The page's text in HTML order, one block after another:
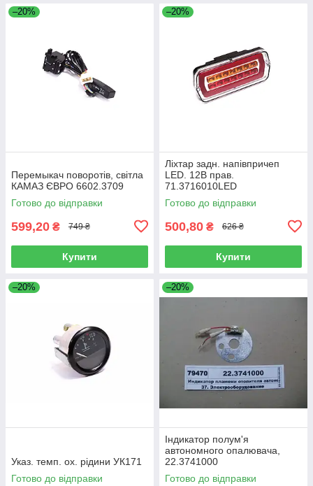
–20%
Перемыкач поворотів, світла
КАМАЗ ЄВРО 6602.3709
Готово до відправки
599,20 ₴ 749 ₴
Купити
–20%
Ліхтар задн. напівпричеп
LED. 12В прав.
71.3716010LED
Готово до відправки
500,80 ₴ 626 ₴
Купити
–20%
Указ. темп. ох. рідини УК171
Готово до відправки
–20%
Індикатор полум'я
автономного опалювача,
22.3741000
Готово до відправки